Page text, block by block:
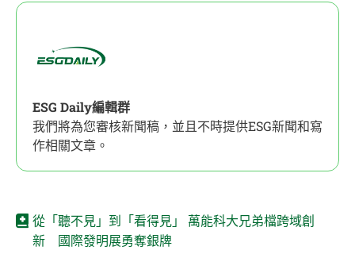
ESG Daily編輯群
我們將為您審核新聞稿，並且不時提供ESG新聞和寫
作相關文章。
從「聽不見」到「看得見」 萬能科大兄弟檔跨域創
新 國際發明展勇奪銀牌